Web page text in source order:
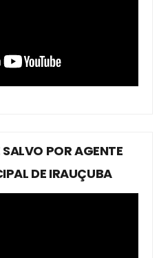
SALVO POR AGENTE
DE IRAUÇUBA